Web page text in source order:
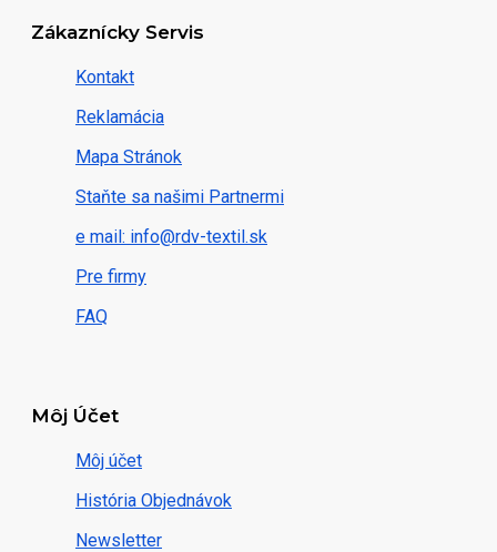
Zákaznícky Servis
Kontakt
Reklamácia
Mapa Stránok
Staňte sa našimi Partnermi
e mail: info@rdv-textil.sk
Pre firmy
FAQ
Môj Účet
Môj účet
História Objednávok
Newsletter